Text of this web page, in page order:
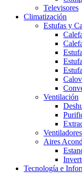
Televisores
Climatización
Estufas y
Ventilación
Ventiladores
Aires
Tecnología e